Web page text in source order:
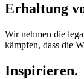
Erhaltung
Wir nehmen die
kämpfen, dass die
Inspirieren.